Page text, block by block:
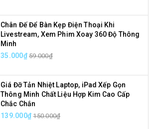
Chân Đế Để Bàn Kẹp Điện Thoại Khi
Livestream, Xem Phim Xoay 360 Độ Thông
Minh
35.000₫ 59.000₫
Giá Đỡ Tản Nhiệt Laptop, iPad Xếp Gọn
Thông Minh Chất Liệu Hợp Kim Cao Cấp
Chắc Chắn
139.000₫ 150.000₫